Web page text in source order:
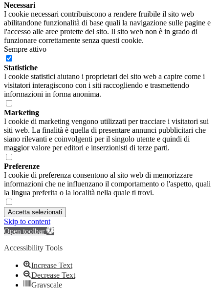
Necessari
I cookie necessari contribuiscono a rendere fruibile il sito web
abilitandone funzionalità di base quali la navigazione sulle pagine e
l'accesso alle aree protette del sito. Il sito web non è in grado di
funzionare correttamente senza questi cookie.
Sempre attivo
Statistiche
I cookie statistici aiutano i proprietari del sito web a capire come i
visitatori interagiscono con i siti raccogliendo e trasmettendo
informazioni in forma anonima.
Marketing
I cookie di marketing vengono utilizzati per tracciare i visitatori sui
siti web. La finalità è quella di presentare annunci pubblicitari che
siano rilevanti e coinvolgenti per il singolo utente e quindi di
maggior valore per editori e inserzionisti di terze parti.
Preferenze
I cookie di preferenza consentono al sito web di memorizzare
informazioni che ne influenzano il comportamento o l'aspetto, quali
la lingua preferita o la località nella quale ti trovi.
Accetta selezionati
Skip to content
Open toolbar
Accessibility Tools
Increase Text
Decrease Text
Grayscale